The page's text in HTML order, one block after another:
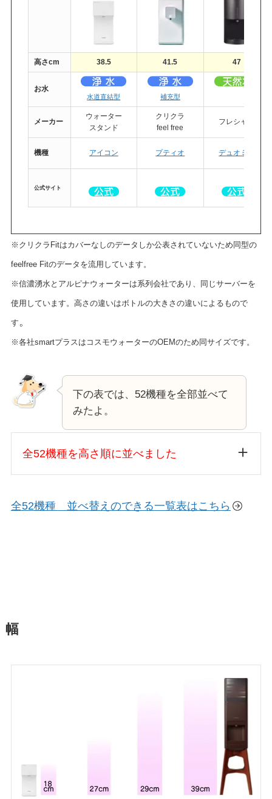
高さcm 38.5 41.5 47
お水
水道直結型 補充型
メーカー
ウォーター
スタンド
クリクラ
feel free
フレシャス
機種 アイコン プティオ デュオミニ
公式サイト
※クリクラFitはカバーなしのデータしか公表されていないため同型の
feelfree Fitのデータを流用しています。
※信濃湧水とアルピナウォーターは系列会社であり、同じサーバーを
使用しています。高さの違いはボトルの大きさの違いによるもので
す 。
※各社smartプラスはコスモウォーターのOEMのため同サイズです。
下の表では、52機種を全部並べて
みたよ。
全52機種を高さ順に並べました
全52機種 並べ替えのできる一覧表はこちら
幅